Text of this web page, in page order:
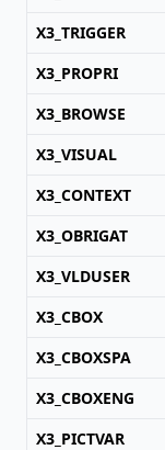
X3_TRIGGER
X3_PROPRI
X3_BROWSE
X3_VISUAL
X3_CONTEXT
X3_OBRIGAT
X3_VLDUSER
X3_CBOX
X3_CBOXSPA
X3_CBOXENG
X3_PICTVAR